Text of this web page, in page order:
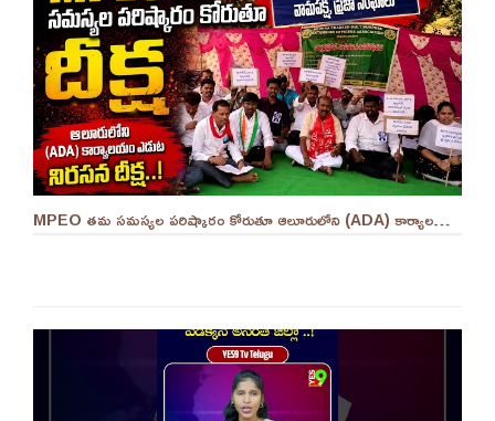
MPEO తమ సమస్యల పరిష్కారం కోరుతూ ఆలూరులోని (ADA) కార్యాలయం ఎదుట దీక్ష ||YES 9TV #kurnool